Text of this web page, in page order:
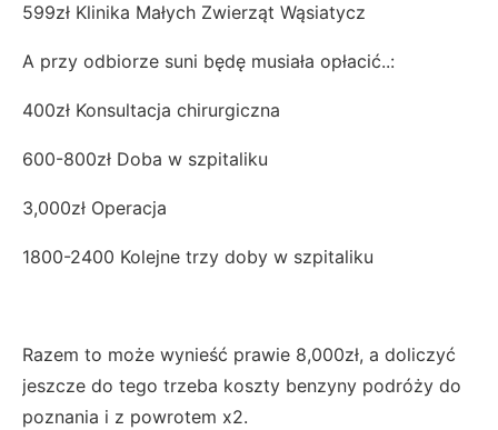
599zł Klinika Małych Zwierząt Wąsiatycz
A przy odbiorze suni będę musiała opłacić..:
400zł Konsultacja chirurgiczna
600-800zł Doba w szpitaliku
3,000zł Operacja
1800-2400 Kolejne trzy doby w szpitaliku
Razem to może wynieść prawie 8,000zł, a doliczyć
jeszcze do tego trzeba koszty benzyny podróży do
poznania i z powrotem x2.